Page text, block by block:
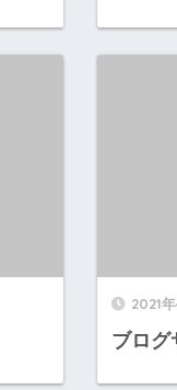
2021
ブログ